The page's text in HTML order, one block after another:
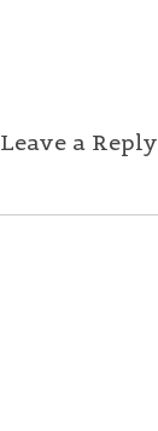
Leave a Reply